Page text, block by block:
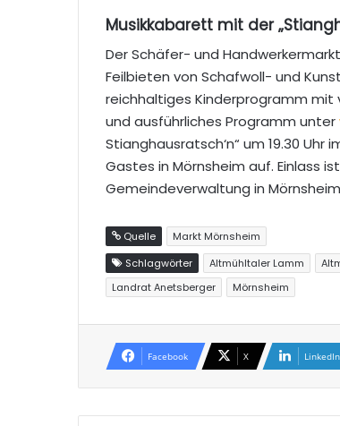
Musikkabarett mit der
Der Schäfer- und
Feilbieten von Schafwoll- und
reichhaltiges Kinderprogramm mit
und ausführliches Programm unter
Stianghausratsch‘n“ um 19.30
Gastes in Mörnsheim auf. Einlass
Gemeindeverwaltung in
Quelle
Markt Mörnsheim
Schlagwörter
Altmühltaler Lamm
Landrat Anetsberger
Mörnsheim
Facebook X LinkedIn